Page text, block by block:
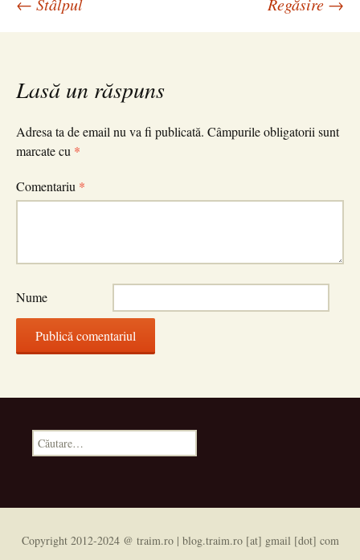
Navigare
articole
Lasă un răspuns
Adresa ta de email nu va fi publicată. Câmpurile obligatorii sunt
marcate cu *
Comentariu *
Nume
Caută
după:
Copyright 2012-2024 @ traim.ro | blog.traim.ro [at] gmail [dot] com